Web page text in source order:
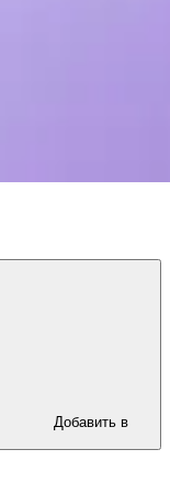
Добавить в